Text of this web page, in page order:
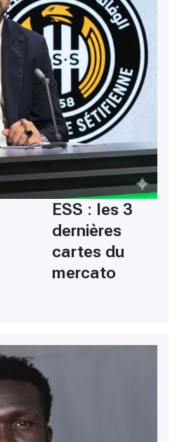
ESS : les 3
dernières
cartes du
mercato